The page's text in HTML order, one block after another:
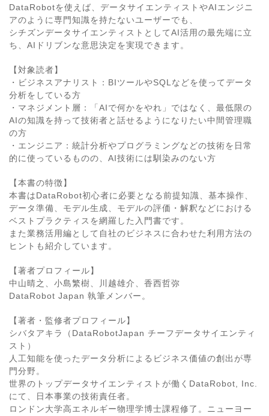
DataRobotを使えば、データサイエンティストやAIエンジニ
アのように専門知識を持たないユーザーでも、
シチズンデータサイエンティストとしてAI活用の最先端に立
ち、AIドリブンな意思決定を実現できます。
【対象読者】
・ビジネスアナリスト：BIツールやSQLなどを使ってデータ
分析をしている方
・マネジメント層：「AIで何かをやれ」ではなく、最低限の
AIの知識を持って技術者と話せるようになりたい中間管理職
の方
・エンジニア：統計分析やプログラミングなどの技術を日常
的に使っているものの、AI技術には馴染みのない方
【本書の特徴】
本書はDataRobot初心者に必要となる前提知識、基本操作、
データ準備、モデル生成、モデルの評価・解釈などにおける
ベストプラクティスを網羅した入門書です。
また業務活用編として自社のビジネスに合わせた利用方法の
ヒントも紹介しています。
【著者プロフィール】
中山晴之、小島繁樹、川越雄介、香西哲弥
DataRobot Japan 執筆メンバー。
【著者・監修者プロフィール】
シバタアキラ（DataRobotJapan チーフデータサイエンティ
スト）
人工知能を使ったデータ分析によるビジネス価値の創出が専
門分野。
世界のトップデータサイエンティストが働くDataRobot, Inc.
にて、日本事業の技術責任者。
ロンドン大学高エネルギー物理学博士課程修了。ニューヨー